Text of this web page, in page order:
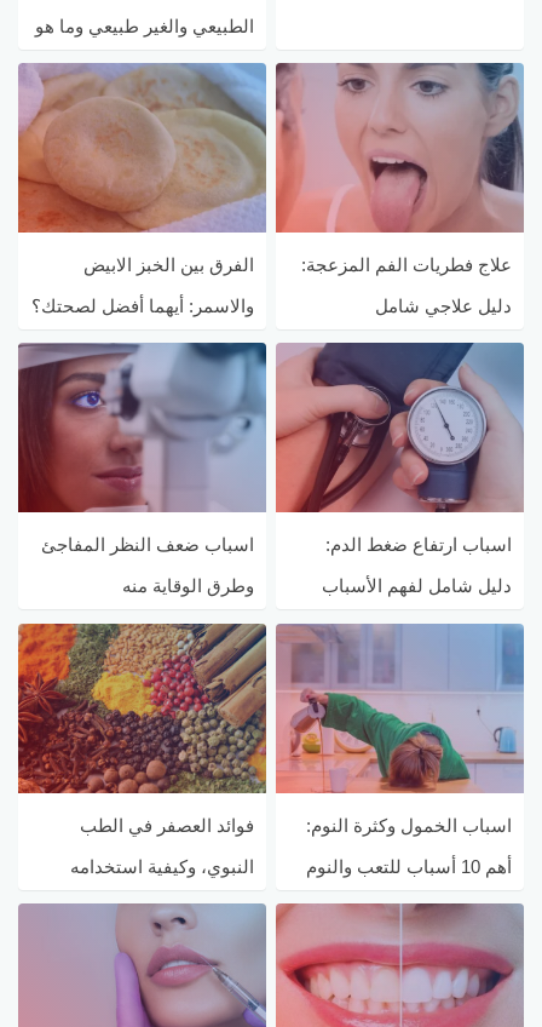
الطبيعي والغير طبيعي وما هو
معدل التساقط الطبيعي ؟
علاج فطريات الفم المزعجة:
دليل علاجي شامل
الفرق بين الخبز الابيض
والاسمر: أيهما أفضل لصحتك؟
اسباب ارتفاع ضغط الدم:
دليل شامل لفهم الأسباب
الكامنة وراء ارتفاع هذا
اسباب ضعف النظر المفاجئ
وطرق الوقاية منه
اسباب الخمول وكثرة النوم:
أهم 10 أسباب للتعب والنوم
المستمر
فوائد العصفر في الطب
النبوي، وكيفية استخدامه
لعلاج الأمراض المختلفة